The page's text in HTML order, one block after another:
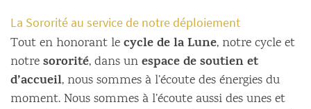
La Sororité au service de notre déploiement
Tout en honorant lecycle de la Lune, notre cycle et
notresororité, dans unespace de soutien et
d’accueil, nous sommes à l’écoute des énergies du
moment. Nous sommes à l’écoute aussi des unes et